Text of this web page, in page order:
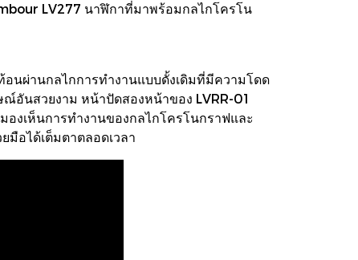
LV277 นาฬิกาที่มาพร้อมกลไกโครโน
นผ่านกลไกการทำงานแบบดั้งเดิมที่มีความโดด
อันสวยงาม หน้าปัดสองหน้าของ LVRR-01
งเห็นการทำงานของกลไกโครโนกราฟและ
อได้เต็มตาตลอดเวลา